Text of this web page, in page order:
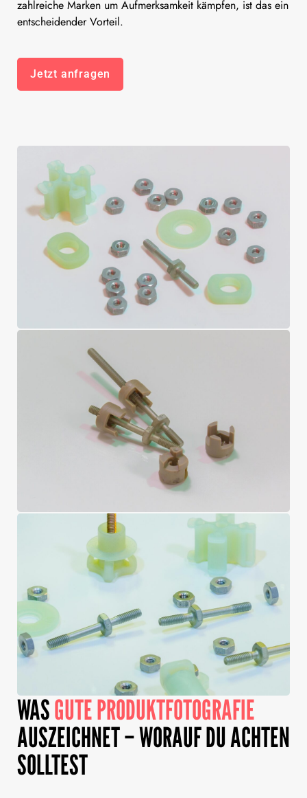
zahlreiche Marken um Aufmerksamkeit kämpfen, ist das ein
entscheidender Vorteil.
Jetzt anfragen
WASGUTE PRODUKTFOTOGRAFIE
AUSZEICHNET – WORAUF DU ACHTEN
SOLLTEST